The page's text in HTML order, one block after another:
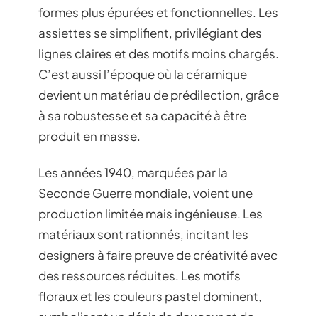
formes plus épurées et fonctionnelles. Les
assiettes se simplifient, privilégiant des
lignes claires et des motifs moins chargés.
C’est aussi l’époque où la céramique
devient un matériau de prédilection, grâce
à sa robustesse et sa capacité à être
produit en masse.
Les années 1940, marquées par la
Seconde Guerre mondiale, voient une
production limitée mais ingénieuse. Les
matériaux sont rationnés, incitant les
designers à faire preuve de créativité avec
des ressources réduites. Les motifs
floraux et les couleurs pastel dominent,